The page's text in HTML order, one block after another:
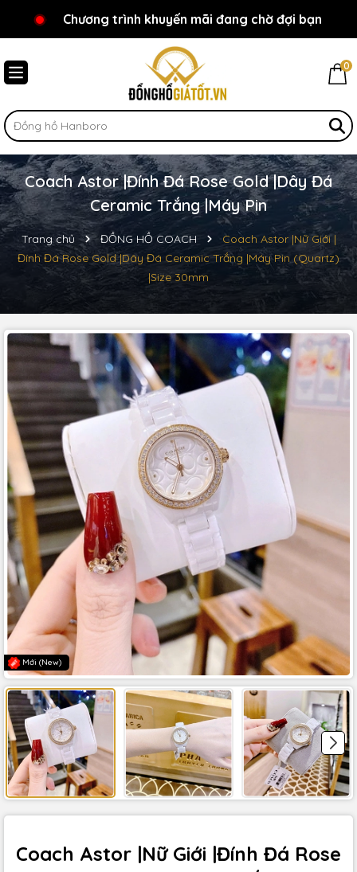
Chào mừng bạn đến với Đồnghồgiátốt.vn!
Chương trình khuyến mãi đang chờ đợi bạn
0
Coach Astor |Đính Đá Rose Gold |Dây Đá
Ceramic Trắng |Máy Pin
Trang chủ ĐỒNG HỒ COACH
Coach Astor |Nữ Giới |
Đính Đá Rose Gold |Dây Đá Ceramic Trắng |Máy Pin (Quartz)
|Size 30mm
Mới (New)
Coach Astor |Nữ Giới |Đính Đá Rose